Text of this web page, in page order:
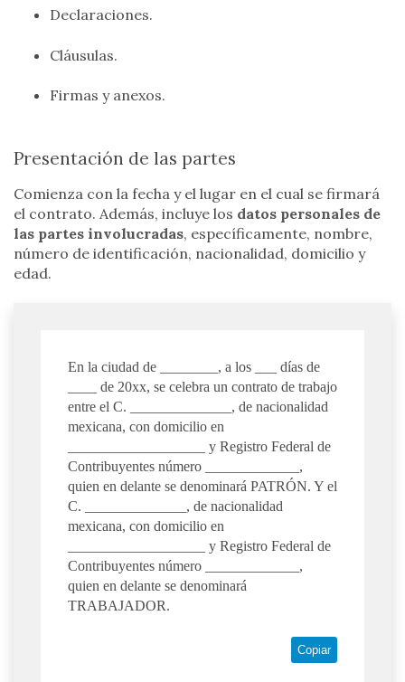
Declaraciones.
Cláusulas.
Firmas y anexos.
Presentación de las partes
Comienza con la fecha y el lugar en el cual se firmará
el contrato. Además, incluye los datos personales de
las partes involucradas, específicamente, nombre,
número de identificación, nacionalidad, domicilio y
edad.
En la ciudad de ________, a los ___ días de
____ de 20xx, se celebra un contrato de trabajo
entre el C. ______________, de nacionalidad
mexicana, con domicilio en
___________________ y Registro Federal de
Contribuyentes número _____________,
quien en delante se denominará PATRÓN. Y el
C. ______________, de nacionalidad
mexicana, con domicilio en
___________________ y Registro Federal de
Contribuyentes número _____________,
quien en delante se denominará
TRABAJADOR.
Copiar